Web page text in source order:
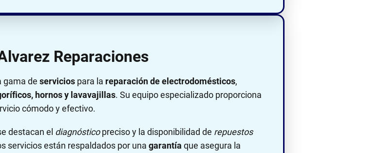
Reparaciones
gama de servicios para la reparación de electrodomésticos,
hornos y lavavajillas. Su equipo especializado proporciona
cómodo y efectivo.
destacan el diagnósticopreciso y la disponibilidad de repuestos
servicios están respaldados por una garantía que asegura la